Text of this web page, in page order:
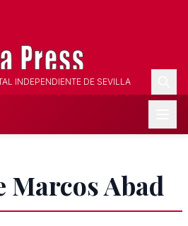
INDEPENDIENTE DE SEVILLA
Marcos Abad